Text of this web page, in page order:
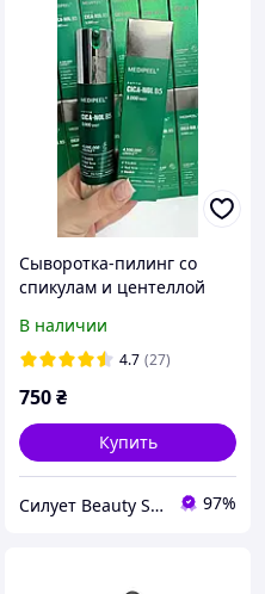
Сыворотка-пилинг со
спикулам и центеллой
B5 3000 Shot, 50 мл
В наличии
4.7 (27)
750₴
Купить
Силует Beauty Shop 97%